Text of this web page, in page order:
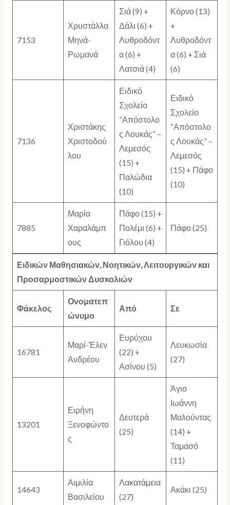
7153
Χρυστάλλα
Μηνά-
Ρωμανά
Σιά (9) +
Δάλι (6) +
Λυθροδόντ
α (6) +
Λατσιά (4)
Κόρνο (13)
+
Λυθροδόντ
α (6) + Σιά
(6)
7136
Χριστάκης
Χριστοδού
λου
Ειδικό
Σχολείο
“Απόστολο
ς Λουκάς” –
Λεμεσός
(15) +
Παλώδια
(10)
Ειδικό
Σχολείο
“Απόστολο
ς Λουκάς” –
Λεμεσός
(15) + Πάφο
(10)
7885
Μαρία
Χαραλάμπ
ους
Πάφο (15) +
Πολέμι (6) +
Γιόλου (4)
Πάφο (25)
Ειδικών Μαθησιακών, Νοητικών, Λειτουργικών και
Προσαρμοστικών Δυσκολιών
Φάκελος
Ονοματεπ
ώνυμο
Από Σε
16781
Μαρί-Έλεν
Ανδρέου
Ευρύχου
(22) +
Ασίνου (5)
Λευκωσία
(27)
13201
Ειρήνη
Ξενοφώντο
ς
Δευτερά
(25)
Άγιο
Ιωάννη
Μαλούντας
(14) +
Ταμασό
(11)
14643
Αιμιλία
Βασιλείου
Λακατάμεια
(27)
Ακάκι (25)